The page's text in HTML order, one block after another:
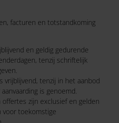
facturen en totstandkoming
en geldig gedurende
tenzij schriftelijk
vrijblijvend, tenzij in het aanbod
is genoemd.
offertes zijn exclusief en gelden
voor toekomstige